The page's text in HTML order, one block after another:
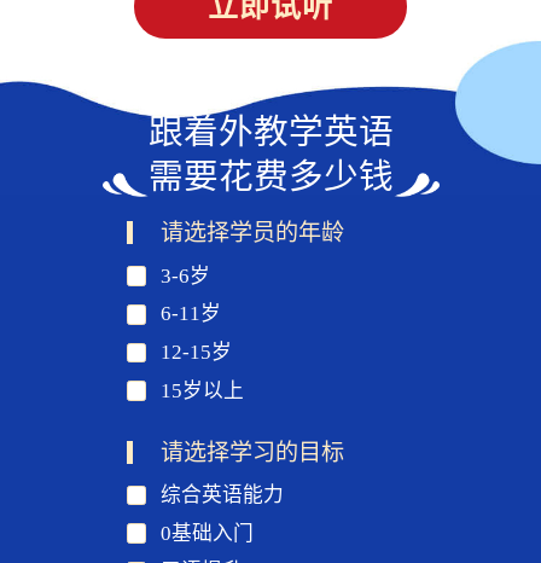
跟着外教学英语
需要花费多少钱
请选择学员的年龄
3-6岁
6-11岁
12-15岁
15岁以上
请选择学习的目标
综合英语能力
0基础入门